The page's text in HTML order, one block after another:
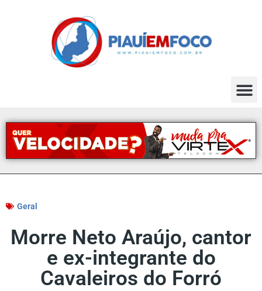
Geral
Morre Neto Araújo, cantor
e ex-integrante do
Cavaleiros do Forró